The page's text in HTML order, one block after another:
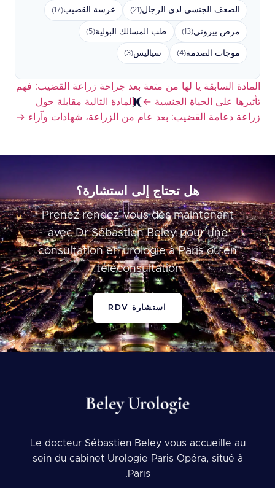
الضعف الجنسي لدى الرجال(21) غرسة القضيب(17)
مرض بيروني(13) طب المسالك البولية(5)
موجات الصدمة(4) سياليس(3)
المادة السابقة يا لها من متعة بعد جراحة زراعة القضيب: فهم
تأثيرها على الحياة الجنسية ← المادة التالية مقابلة حول
زراعة دعامة القضيب: بعد عام من الزراعة، شهادات وآراء →
هل تحتاج إلى استشارة؟
Prenez rendez-vous dès maintenant
avec Dr Sébastien Beley pour une
consultation en urologie à Paris ou en
téléconsultation.
استشارة RDV
Le docteur Sébastien Beley vous accueille au
sein du cabinet Urologie Paris Opéra, situé à
Paris.